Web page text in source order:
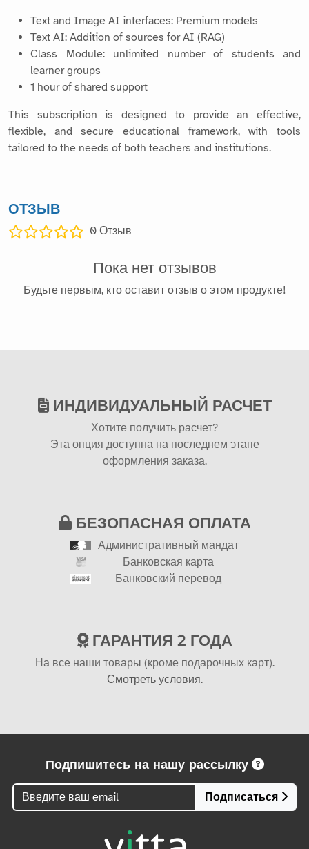
Text and Image AI interfaces: Premium models
Text AI: Addition of sources for AI (RAG)
Class Module: unlimited number of students and
learner groups
1 hour of shared support
This subscription is designed to provide an effective,
flexible, and secure educational framework, with tools
tailored to the needs of both teachers and institutions.
ОТЗЫВ
0 Отзыв
Пока нет отзывов
Будьте первым, кто оставит отзыв о этом продукте!
ИНДИВИДУАЛЬНЫЙ РАСЧЕТ
Хотите получить расчет?
Эта опция доступна на последнем этапе
оформления заказа.
БЕЗОПАСНАЯ ОПЛАТА
Административный мандат
Банковская карта
Банковский перевод
ГАРАНТИЯ 2 ГОДА
На все наши товары (кроме подарочных карт).
Смотреть условия.
Подпишитесь на нашу рассылку
Подписаться